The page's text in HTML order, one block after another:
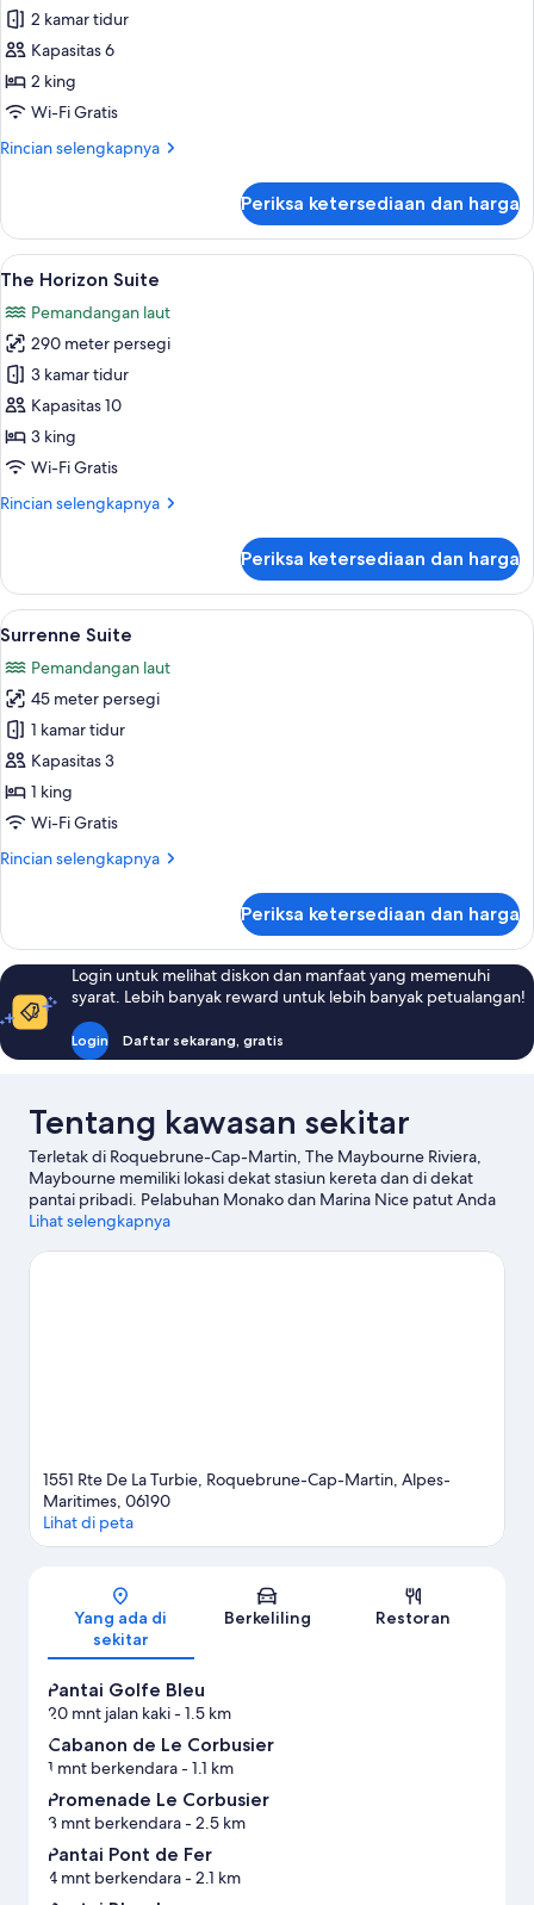
Two
Bedroom
Panoramic
Suite
2 kamar tidur
Kapasitas 6
2 king
Wi-Fi Gratis
Rincian selengkapnya
Rincian
Two
Bedroom
Panoramic
Periksa ketersediaan dan harga
Lihat
semua
foto
untuk
The
Horizon
Suite
Seprai premium, selimut bulu angsa,
9
The Horizon Suite
Pemandangan laut
290 meter persegi
3 kamar tidur
Kapasitas 10
3 king
Wi-Fi Gratis
Rincian selengkapnya
Rincian
The
Horizon
Suite
Periksa ketersediaan dan harga
Lihat
semua
foto
untuk
Surrenne
Suite
Surrenne Suite | Seprai premium,
6
Surrenne Suite
Pemandangan laut
45 meter persegi
1 kamar tidur
Kapasitas 3
1 king
Wi-Fi Gratis
Rincian selengkapnya
Rincian
Surrenne
Suite
Periksa ketersediaan dan harga
Login untuk melihat diskon dan manfaat yang memenuhi
syarat. Lebih banyak reward untuk lebih banyak petualangan!
Login Daftar sekarang, gratis
Tentang kawasan sekitar
Terletak di Roquebrune-Cap-Martin, The Maybourne Riviera,
Maybourne memiliki lokasi dekat stasiun kereta dan di dekat
pantai pribadi. Pelabuhan Monako dan Marina Nice patut Anda
singgahi jika agenda Anda melibatkan kegiatan seru, atau
Anda tertarik untuk berbelanja. Bepergian bersama anak?
Lihat selengkapnya
1551 Rte De La Turbie, Roquebrune-Cap-Martin, Alpes-
Maritimes, 06190
Lihat di peta
Yang ada di
sekitar
Berkeliling Restoran
Pantai Golfe Bleu
20 mnt jalan kaki- 1.5 km
Cabanon de Le Corbusier
1 mnt berkendara- 1.1 km
Promenade Le Corbusier
3 mnt berkendara- 2.5 km
Pantai Pont de Fer
4 mnt berkendara- 2.1 km